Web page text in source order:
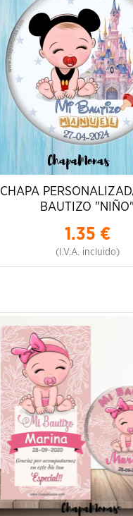
CHAPA
BAUTIZO "NIÑO"
1.35 €
(I.V.A. incluido)